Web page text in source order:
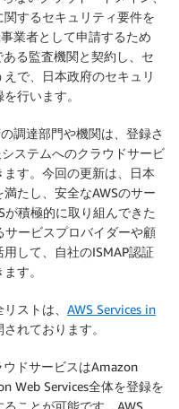
するセキュリティ要件を
業者として申請するため
る監査機関と契約し、セ
で、日本政府のセキュリ
行います。
調達部門や機関は、登録さ
ステムへのクラウドサービ
す。今回の更新は、日本
たし、安全なAWSのサー
が積極的に取り組んできた
サービスプロバイダーや顧
して、自社のISMAP認証
す。
ストは、 AWS Services in
されております。
ドサービスはAmazon
Web Services全体を登録を
ことが可能です。AWS